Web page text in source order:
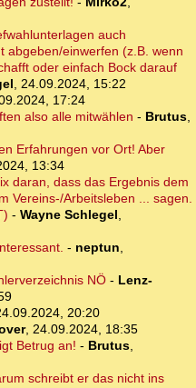
auch
abgeben/einwerfen (z.B. wenn
oder einfach Bock darauf
, 24.09.2024, 15:22
17:24
also alle mitwählen - Brutus,
Erfahrungen vor Ort! Aber
13:34
daran, dass das Ergebnis dem
Vereins-/Arbeitsleben ... sagen.
- Wayne Schlegel,
- neptun,
NÖ- Lenz-
20:20
, 24.09.2024, 18:35
Betrug an! - Brutus,
schreibt er das nicht ins